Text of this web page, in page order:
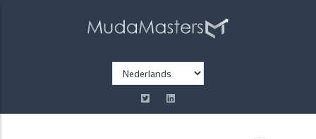
Select
your
language